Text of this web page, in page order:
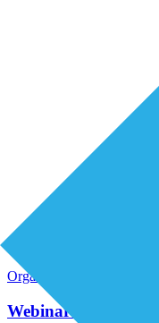
Organisatie van zorg
Webinar: Wat is